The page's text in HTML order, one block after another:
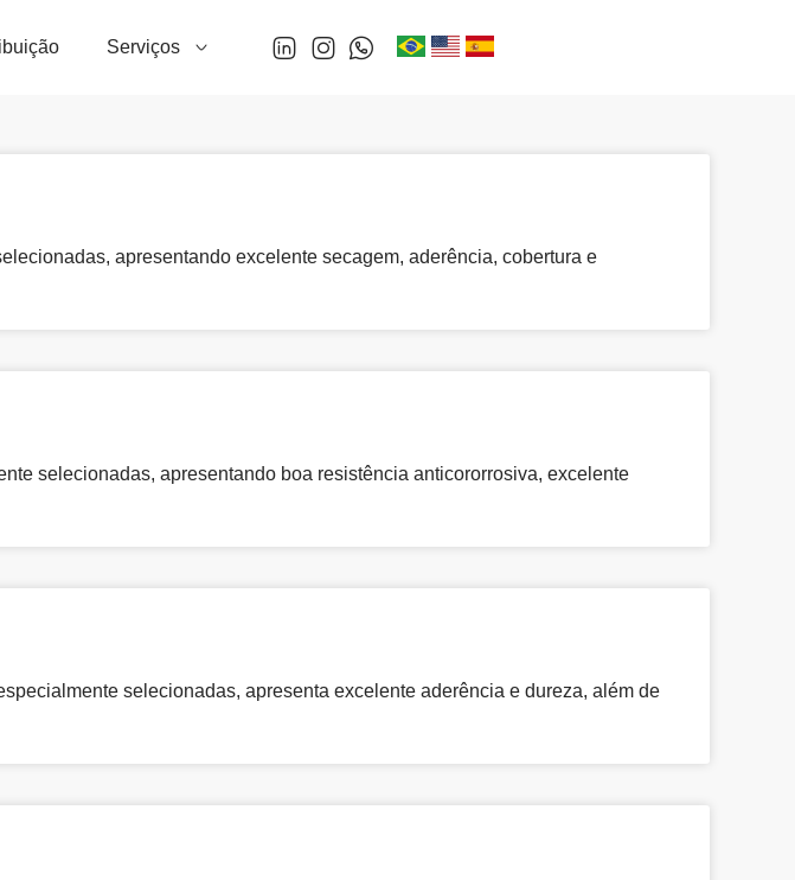
Serviços
apresentando excelente secagem, aderência, cobertura e
selecionadas, apresentando boa resistência anticororrosiva, excelente
selecionadas, apresenta excelente aderência e dureza, além de